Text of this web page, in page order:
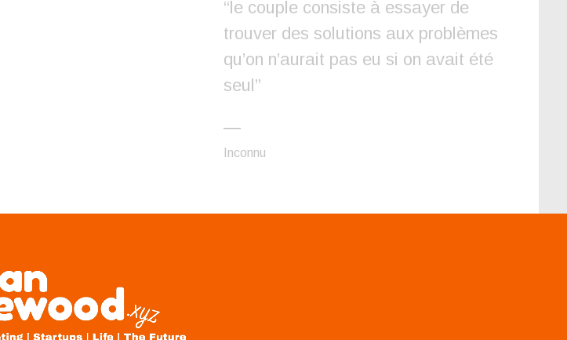
“le couple consiste à essayer de
trouver des solutions aux problèmes
qu’on n’aurait pas eu si on avait été
seul”
—
Inconnu